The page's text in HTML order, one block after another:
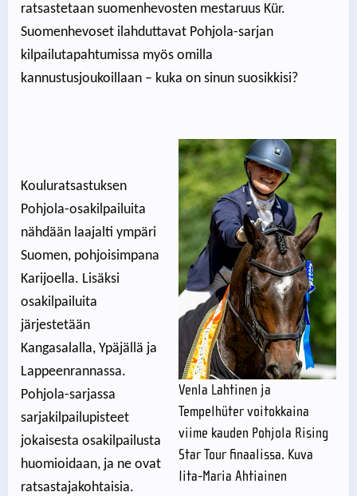
ratsastetaan suomenhevosten mestaruus Kür.
Suomenhevoset ilahduttavat Pohjola-sarjan
kilpailutapahtumissa myös omilla
kannustusjoukoillaan – kuka on sinun suosikkisi?
Venla Lahtinen ja
Tempelhüter voitokkaina
viime kauden Pohjola Rising
Star Tour finaalissa. Kuva
Iita-Maria Ahtiainen
Kouluratsastuksen
Pohjola-osakilpailuita
nähdään laajalti ympäri
Suomen, pohjoisimpana
Karijoella. Lisäksi
osakilpailuita
järjestetään
Kangasalalla, Ypäjällä ja
Lappeenrannassa.
Pohjola-sarjassa
sarjakilpailupisteet
jokaisesta osakilpailusta
huomioidaan, ja ne ovat
ratsastajakohtaisia.